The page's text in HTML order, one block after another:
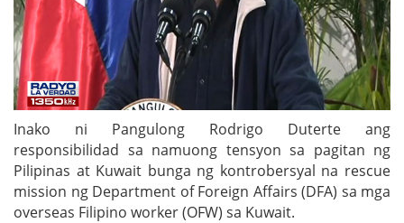
Inako ni Pangulong Rodrigo Duterte ang
responsibilidad sa namuong tensyon sa pagitan ng
Pilipinas at Kuwait bunga ng kontrobersyal na rescue
mission ng Department of Foreign Affairs (DFA) sa mga
overseas Filipino worker (OFW) sa Kuwait.